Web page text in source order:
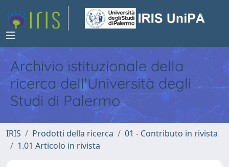
Archivio istituzionale della
ricerca dell'Università degli
Studi di Palermo
IRIS Prodotti della ricerca
01 - Contributo in rivista
1.01 Articolo in rivista